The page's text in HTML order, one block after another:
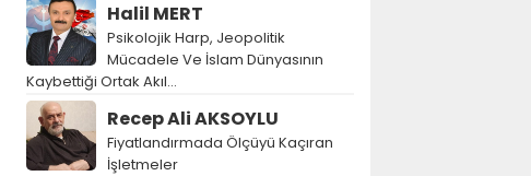
Halil MERT
Psikolojik Harp, Jeopolitik
Mücadele Ve İslam Dünyasının
Kaybettiği Ortak Akıl…
Recep Ali AKSOYLU
Fiyatlandırmada Ölçüyü Kaçıran
İşletmeler